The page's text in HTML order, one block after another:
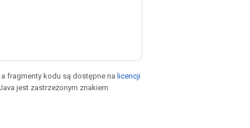
, a fragmenty kodu są dostępne na licencji
Java jest zastrzeżonym znakiem